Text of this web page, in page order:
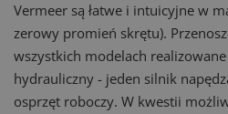
Vermeer są łatwe i intuicyjne w
zerowy promień skrętu).
wszystkich modelach
hydrauliczny - jeden silnik
osprzęt roboczy. W kwestii